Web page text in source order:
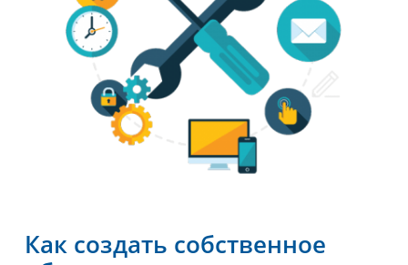
Как создать собственное